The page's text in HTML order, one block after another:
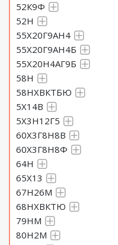
52К9Ф
52Н
55Х20Г9АН4
55Х20Г9АН4Б
55Х20Н4АГ9Б
58Н
58НХВКТБЮ
5Х14В
5Х3Н12Г5
60Х3Г8Н8В
60Х3Г8Н8Ф
64Н
65Х13
67Н26М
68НХВКТЮ
79НМ
80Н2М